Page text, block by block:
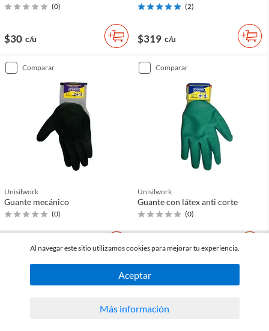
(0)
$30 c/u
(2)
$319 c/u
comparar
Unisilwork
Guante mecánico
(0)
c/u
comparar
Unisilwork
Guante con látex anti corte
(0)
$65 c/u
Al navegar este sitio utilizamos cookies para mejorar tu experiencia.
Aceptar
Más información